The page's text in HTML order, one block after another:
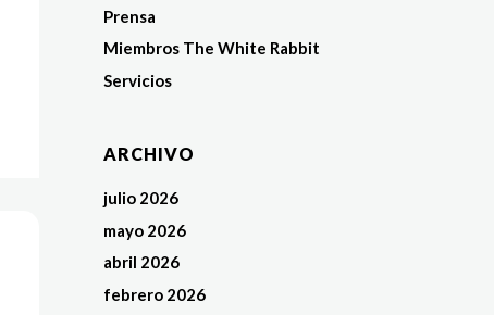
Prensa
Miembros The White Rabbit
Servicios
ARCHIVO
julio 2026
mayo 2026
abril 2026
febrero 2026